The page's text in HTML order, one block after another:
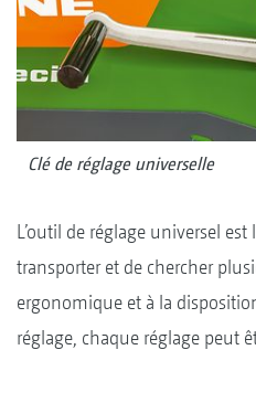
Clé de réglage universelle
L’outil de réglage universel
transporter et de chercher
ergonomique et à la
réglage, chaque réglage peut